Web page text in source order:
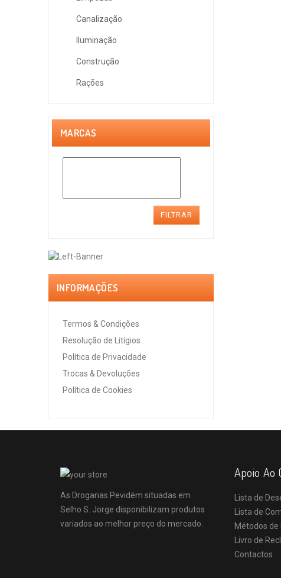
Canalização
Iluminação
Construção
Rações
MARCAS
FILTRAR
INFORMAÇÕES
Termos & Condições
Resolução de Litígios
Política de Privacidade
Trocas & Devoluções
Política de Cookies
As Drogarias Pevidém situadas em
Selho S. Jorge disponibilizam produtos
variados ao melhor preço do mercado.
Apoio Ao
Lista de
Lista de
Métodos de
Livro de
Contactos